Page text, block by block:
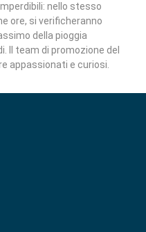
nello stesso
ore, si verificheranno
della pioggia
Il team di promozione del
appassionati e curiosi.